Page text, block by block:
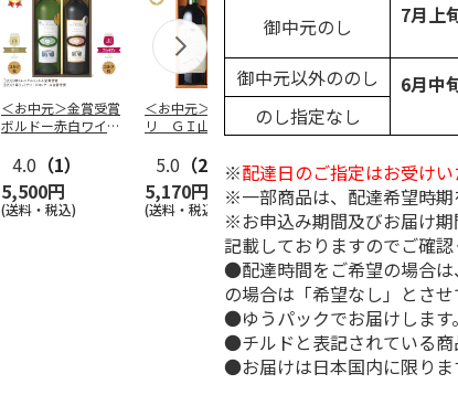
＜お中元＞金賞受賞
ボルドー赤白ワイン
4.0 （1）
5,500円
(送料・税込)
＜お中元＞シャンモ
リ ＧＩ山梨甲州＆
ーＡ…
5.0 （2）
5,170円
(送料・税込)
＜お中元＞濱田 梅
酒ＨＡＭＡＤＡ Ｒ
3,800円
(送料・税込)
＜
(送
御中元のし
7月上
御中元以外ののし 6月中
のし指定なし
※配達日のご指定はお受け
※一部商品は、配達希望時期
※お申込み期間及びお届け
記載しておりますのでご確認
●配達時間をご希望の場合
の場合は「希望なし」とさせ
●ゆうパックでお届けします。
●チルドと表記されている商
●お届けは日本国内に限りま